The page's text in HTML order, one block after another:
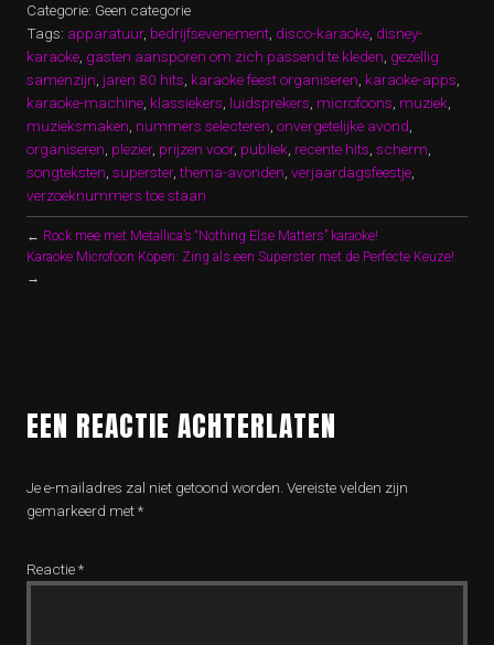
Categorie: Geen categorie
Tags: apparatuur, bedrijfsevenement disco-karaoke disney-
karaoke gasten aansporen om zich passend te kleden gezellig
samenzijn jaren 80 hits karaoke feest organiseren karaoke-apps
karaoke-machine klassiekers luidsprekers microfoons muziek
muzieksmaken nummers selecteren onvergetelijke avond
organiseren plezier, prijzen voor, publiek recente hits scherm
songteksten superster,thema-avonden verjaardagsfeestje
verzoeknummers toe staan
← Rock mee met Metallica’s “Nothing Else Matters” karaoke!
Karaoke Microfoon Kopen: Zing als een Superster met de Perfecte Keuze!
→
EEN REACTIE ACHTERLATEN
Je e-mailadres zal niet getoond worden. Vereiste velden zijn
gemarkeerd met*
Reactie*